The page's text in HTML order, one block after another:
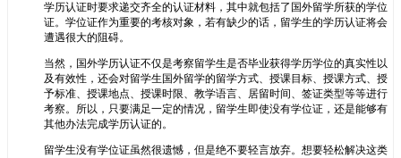
学历认证时要求递交齐全的认证材料，其中就包括了国外留学所获的学位
证。学位证作为重要的考核对象，若有缺少的话，留学生的学历认证将会
遭遇很大的阻碍。
当然，国外学历认证不仅是考察留学生是否毕业获得学历学位的真实性以
及有效性，还会对留学生国外留学的留学方式、授课目标、授课方式、授
予标准、授课地点、授课时限、教学语言、居留时间、签证类型等等进行
考察。所以，只要满足一定的情况，留学生即使没有学位证，还是能够有
其他办法完成学历认证的。
留学生没有学位证虽然很遗憾，但是绝不要轻言放弃。想要轻松解决这类